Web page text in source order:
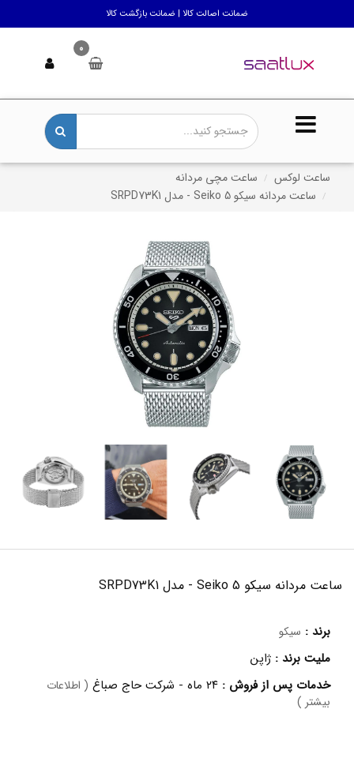
ضمانت اصالت کالا | ضمانت بازگشت کالا
0
ساعت لوکس
ساعت مچی مردانه
ساعت مردانه سیکو 5 Seiko - مدل SRPD73K1
ساعت مردانه سیکو 5 Seiko - مدل SRPD73K1
برند : سیکو
ملیت برند : ژاپن
خدمات پس از فروش : ۲۴ ماه - شرکت حاج صباغ ( اطلاعات
بیشتر )